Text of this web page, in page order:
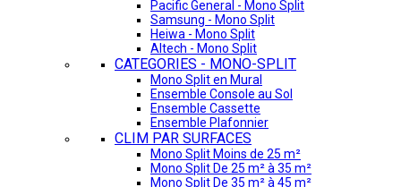
Pacific General - Mono Split
Samsung - Mono Split
Heiwa - Mono Split
Altech - Mono Split
CATEGORIES - MONO-SPLIT
Mono Split en Mural
Ensemble Console au Sol
Ensemble Cassette
Ensemble Plafonnier
CLIM PAR SURFACES
Mono Split Moins de 25 m²
Mono Split De 25 m² à 35 m²
Mono Split De 35 m² à 45 m²